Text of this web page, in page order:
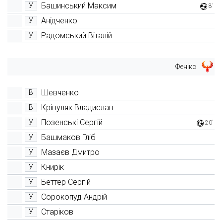
У Башинський Максим 8'
У Анідченко
У Радомський Віталій
Фенікс
В Шевченко
В Крівуляк Владислав
У Позенські Сергій 20'
У Башмаков Гліб
У Мазаєв Дмитро
У Книрік
У Беттер Сергій
У Сорокопуд Андрій
У Старіков